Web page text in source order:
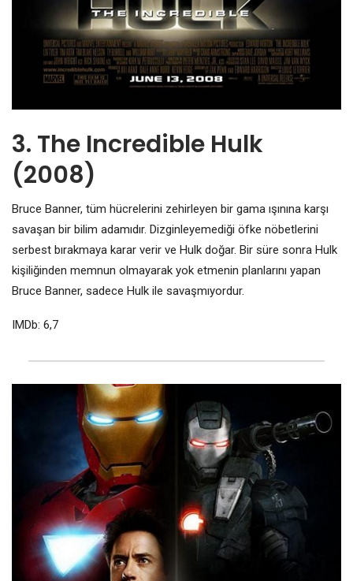
3. The Incredible Hulk
(2008)
Bruce Banner, tüm hücrelerini zehirleyen bir gama ışınına karşı
savaşan bir bilim adamıdır. Dizginleyemediği öfke nöbetlerini
serbest bırakmaya karar verir ve Hulk doğar. Bir süre sonra Hulk
kişiliğinden memnun olmayarak yok etmenin planlarını yapan
Bruce Banner, sadece Hulk ile savaşmıyordur.
IMDb: 6,7